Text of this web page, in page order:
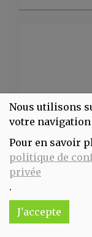
Nous utilisons
votre
Pour en savoir
politique de
privée
.
J'accepte
Réception